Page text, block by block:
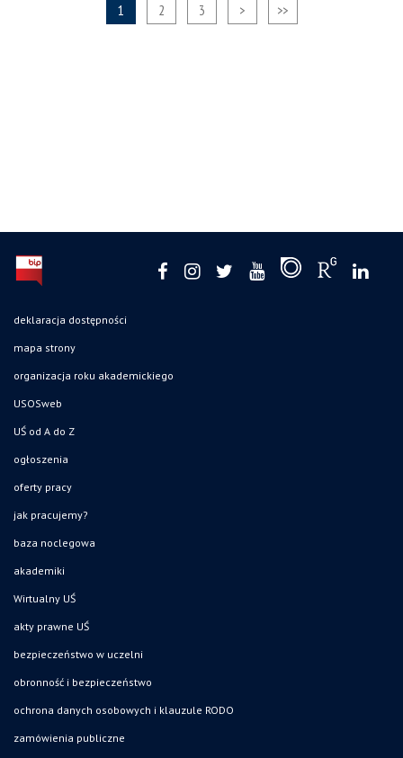
1 2 3 > >>
deklaracja dostępności
mapa strony
organizacja roku akademickiego
USOSweb
UŚ od A do Z
ogłoszenia
oferty pracy
jak pracujemy?
baza noclegowa
akademiki
Wirtualny UŚ
akty prawne UŚ
bezpieczeństwo w uczelni
obronność i bezpieczeństwo
ochrona danych osobowych i klauzule RODO
zamówienia publiczne